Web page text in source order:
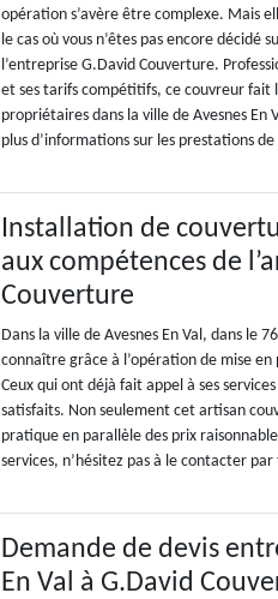
opération s’avère être complexe. Mais
le cas où vous n’êtes pas encore décidé
l’entreprise G.David Couverture.
et ses tarifs compétitifs, ce couvreur fait
propriétaires dans la ville de Avesnes En
plus d’informations sur les prestations
Installation de
aux compétences de
Couverture
Dans la ville de Avesnes En Val, dans le
connaître grâce à l’opération de mise
Ceux qui ont déjà fait appel à ses
satisfaits. Non seulement cet artisan
pratique en parallèle des prix
services, n’hésitez pas à le contacter
Demande de devis
En Val à G.David